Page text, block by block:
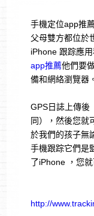
手機定位app推
父母雙方都位於
iPhone 跟踪應
app推薦他們要
備和網絡瀏覽器。
GPS日誌上傳後
同），然後您就
於我們的孩子無
手機跟踪它們是
了iPhone ，您
http://